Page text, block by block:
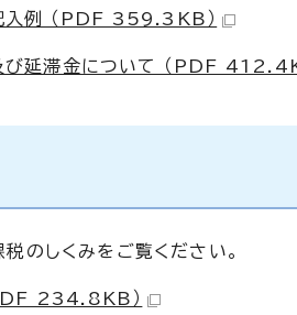
入例 （PDF 359.3KB）
び延滞金について （PDF
のしくみをご覧ください。
234.8KB）